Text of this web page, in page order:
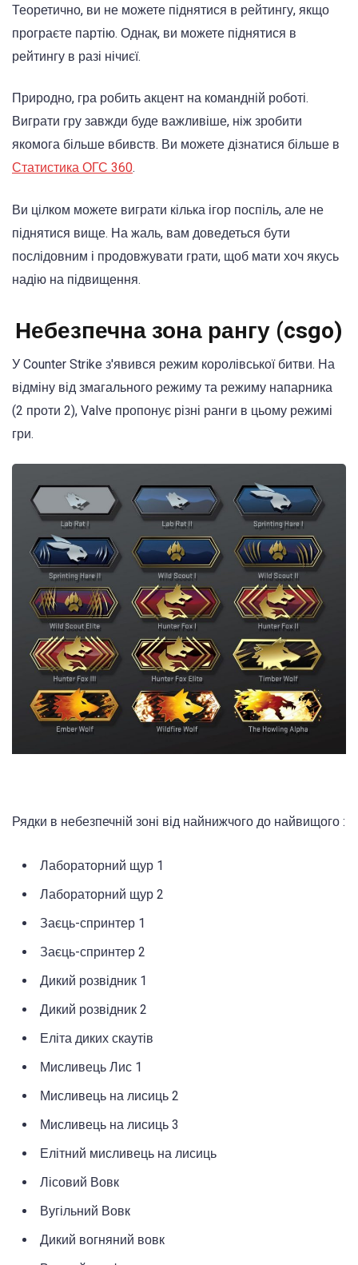
Теоретично, ви не можете піднятися в рейтингу, якщо
програєте партію. Однак, ви можете піднятися в
рейтингу в разі нічиєї.
Природно, гра робить акцент на командній роботі.
Виграти гру завжди буде важливіше, ніж зробити
якомога більше вбивств. Ви можете дізнатися більше в
Статистика ОГС 360.
Ви цілком можете виграти кілька ігор поспіль, але не
піднятися вище. На жаль, вам доведеться бути
послідовним і продовжувати грати, щоб мати хоч якусь
надію на підвищення.
Небезпечна зона рангу (csgo)
У Counter Strike з'явився режим королівської битви. На
відміну від змагального режиму та режиму напарника
(2 проти 2), Valve пропонує різні ранги в цьому режимі
гри.
Рядки в небезпечній зоні від найнижчого до найвищого :
Лабораторний щур 1
Лабораторний щур 2
Заєць-спринтер 1
Заєць-спринтер 2
Дикий розвідник 1
Дикий розвідник 2
Еліта диких скаутів
Мисливець Лис 1
Мисливець на лисиць 2
Мисливець на лисиць 3
Елітний мисливець на лисиць
Лісовий Вовк
Вугільний Вовк
Дикий вогняний вовк